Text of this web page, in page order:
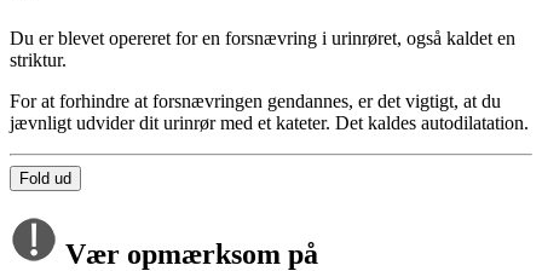
Du er blevet opereret for en forsnævring i urinrøret, også kaldet en
striktur.
For at forhindre at forsnævringen gendannes, er det vigtigt, at du
jævnligt udvider dit urinrør med et kateter. Det kaldes autodilatation.
Fold ud
Vær opmærksom på